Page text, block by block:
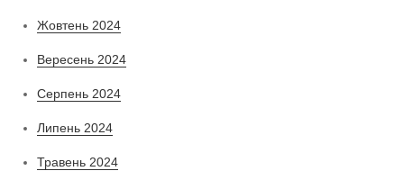
Жовтень 2024
Вересень 2024
Серпень 2024
Липень 2024
Травень 2024